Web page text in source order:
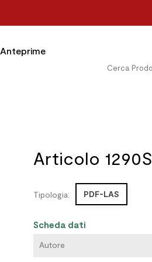
Anteprime
Articolo 1290S
Tipologia: PDF-LAS
Scheda dati
Autore